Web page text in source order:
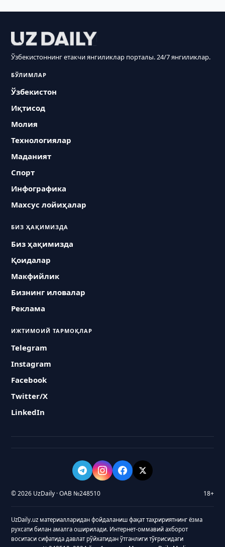
Ўзбекистоннинг етакчи янгиликлар порталы. 24/7 янгиликлар.
БЎЛИМЛАР
Ўзбекистон
Иқтисод
Молия
Технологиялар
Маданият
Спорт
Инфографика
Махсус лойиҳалар
БИЗ ҲАҚИМИЗДА
Биз ҳақимизда
Қоидалар
Макфийлик
Бизнинг иловалар
Реклама
ИЖТИМОИЙ ТАРМОҚЛАР
Telegram
Instagram
Facebook
Twitter/X
LinkedIn
© 2026 UzDaily · ОАВ №248510 18+
UzDaily.uz материалларидан фойдаланиш фақат таҳририятнинг ёзма
рухсати билан амалга оширилади. Интернет-оммавий ахборот
воситаси сифатида давлат рўйхатидан ўтганлиги тўғрисидаги